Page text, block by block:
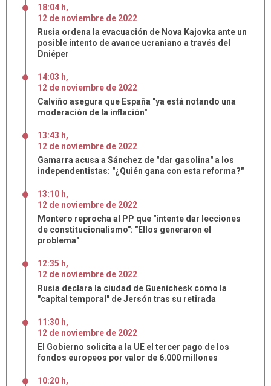
18:04 h,
12 de noviembre de 2022
Rusia ordena la evacuación de Nova Kajovka ante un
posible intento de avance ucraniano a través del
Dniéper
14:03 h,
12 de noviembre de 2022
Calviño asegura que España "ya está notando una
moderación de la inflación"
13:43 h,
12 de noviembre de 2022
Gamarra acusa a Sánchez de "dar gasolina" a los
independentistas: "¿Quién gana con esta reforma?"
13:10 h,
12 de noviembre de 2022
Montero reprocha al PP que "intente dar lecciones
de constitucionalismo": "Ellos generaron el
problema"
12:35 h,
12 de noviembre de 2022
Rusia declara la ciudad de Gueníchesk como la
"capital temporal" de Jersón tras su retirada
11:30 h,
12 de noviembre de 2022
El Gobierno solicita a la UE el tercer pago de los
fondos europeos por valor de 6.000 millones
10:20 h,